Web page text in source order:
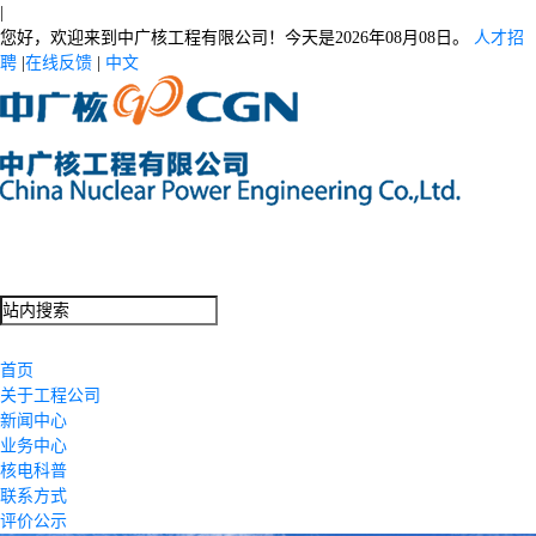
您好，欢迎来到中广核工程有限公司！今天是2026年08月08日。
人才招
聘 在线反馈 中文
首页
关于工程公司
新闻中心
业务中心
核电科普
联系方式
评价公示